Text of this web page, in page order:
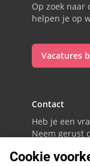
Contact
Heb je een
Neem gerust
088 -
Op zoek naar
helpen je op
Vacatures
Cookie